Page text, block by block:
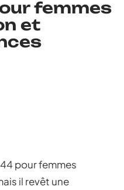
femmes
et
pour femmes
il revêt une